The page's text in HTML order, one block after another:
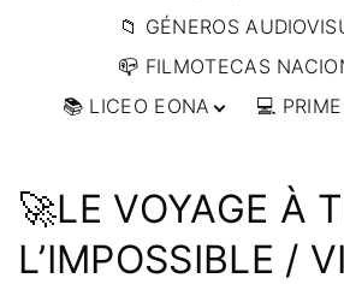
📇 DIRECTORES (F-L)
📇 DIRECTORES (L-
W)
📁 GÉNEROS
🔴ANIMACIÓN
🔴ARTES MARCIALES
🔴CIENCIA FICCIÓN
🔴CINE DOCUMENTAL
🔴CINE NEGRO /
ESPIONAJE
📪 FILMOTECAS
🌍 AFRICA
🌏 ASIA
🌍 EUROPA
🌏 OCEANIA
📚 LICEO EONA
🎒 TALLERES
🎞️ FILM DOCTOR
💻 PRIME
📀
📰
🚀LE VOYAGE À
L’IMPOSSIBLE /